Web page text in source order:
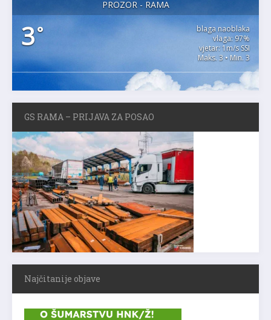
PROZOR - RAMA
3°
blaga naoblaka
vlaga: 97%
vjetar: 1m/s SSI
Maks. 3 • Min. 3
GS RAMA – PRIJAVA ZA POSAO
Najčitanije objave